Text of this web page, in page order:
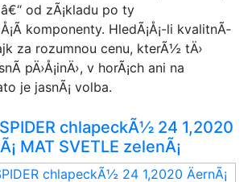
od zÃ¡kladu po ty
komponenty. HledÃ¡Å¡-li kvalitnÃ­
za rozumnou cenu, kterÃ½ tÄ›
pÄ›Å¡inÄ›, v horÃ¡ch ani na
je jasnÃ¡ volba.
chlapeckÃ½ 24 1,2020
MAT SVETLE zelenÃ¡